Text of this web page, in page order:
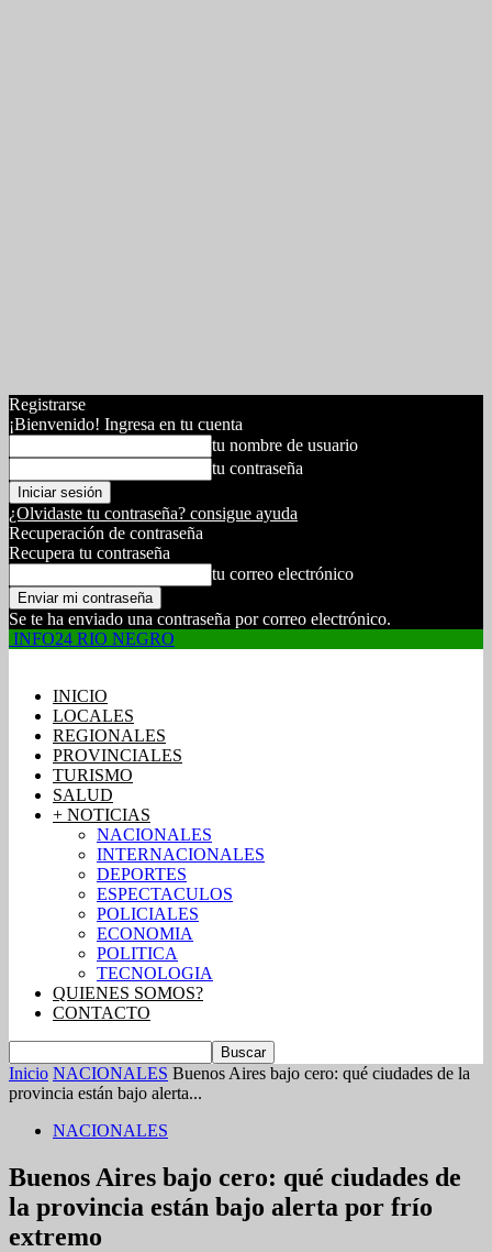
Registrarse
¡Bienvenido! Ingresa en tu cuenta
tu nombre de usuario
tu contraseña
¿Olvidaste tu contraseña? consigue ayuda
Recuperación de contraseña
Recupera tu contraseña
tu correo electrónico
Se te ha enviado una contraseña por correo electrónico.
INFO24 RIO NEGRO
INICIO
LOCALES
REGIONALES
PROVINCIALES
TURISMO
SALUD
+ NOTICIAS
NACIONALES
INTERNACIONALES
DEPORTES
ESPECTACULOS
POLICIALES
ECONOMIA
POLITICA
TECNOLOGIA
QUIENES SOMOS?
CONTACTO
Inicio NACIONALES Buenos Aires bajo cero: qué ciudades de la
provincia están bajo alerta...
NACIONALES
Buenos Aires bajo cero: qué ciudades de
la provincia están bajo alerta por frío
extremo